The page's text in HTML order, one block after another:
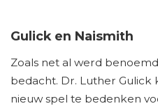
Gulick en Naismith
Zoals net al werd
bedacht. Dr. Luther
nieuw spel te bedenken